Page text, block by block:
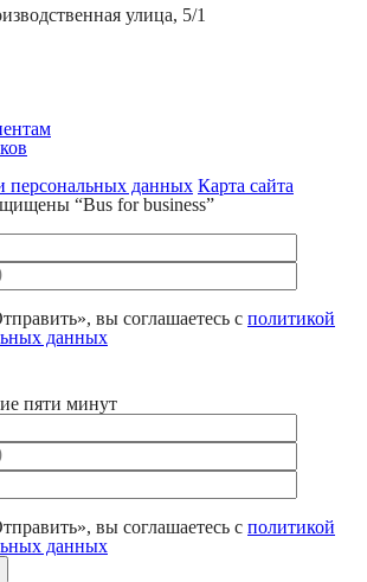
улица, 5/1
персональных данных Карта сайта
“Bus for business”
вы соглашаетесь с политикой
данных
пяти минут
вы соглашаетесь с политикой
данных